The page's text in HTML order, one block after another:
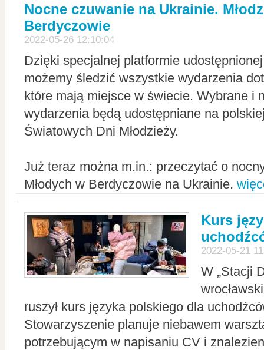
Nocne czuwanie na Ukrainie.
Berdyczowie
2022-05-26 12:10:04
Dzięki specjalnej platformie
możemy śledzić wszystkie wydarzenia
które mają miejsce w świecie. Wybrane i
wydarzenia będą udostępniane na
Światowych Dni Młodzieży.
Już teraz można m.in.: przeczytać o
Młodych w Berdyczowie na Ukrainie.
Kurs
2022-05-21
W „Stacji
ruszył kurs języka polskiego dla
Stowarzyszenie planuje niebawem
potrzebującym w napisaniu CV i